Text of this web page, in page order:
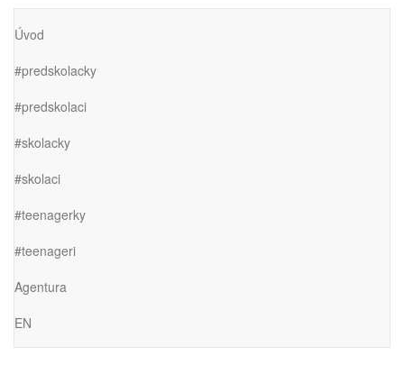
Úvod
#predskolacky
#predskolaci
#skolacky
#skolaci
#teenagerky
#teenageri
Agentura
EN